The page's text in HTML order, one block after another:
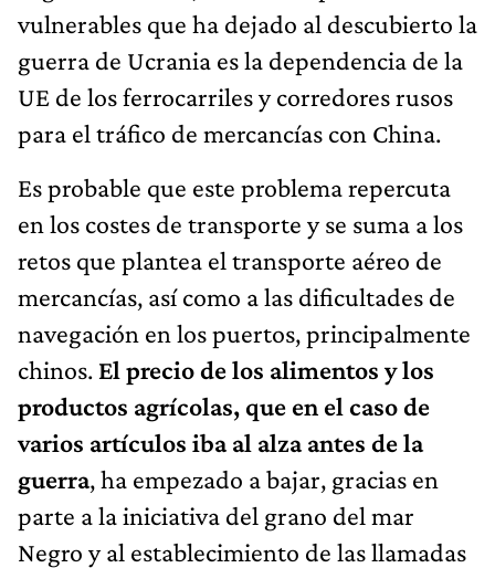
vulnerables que ha dejado al descubierto la
guerra de Ucrania es la dependencia de la
UE de los ferrocarriles y corredores rusos
para el tráfico de mercancías con China.
Es probable que este problema repercuta
en los costes de transporte y se suma a los
retos que plantea el transporte aéreo de
mercancías, así como a las dificultades de
navegación en los puertos, principalmente
chinos. El precio de los alimentos y los
productos agrícolas, que en el caso de
varios artículos iba al alza antes de la
guerra, ha empezado a bajar, gracias en
parte a la iniciativa del grano del mar
Negro y al establecimiento de las llamadas